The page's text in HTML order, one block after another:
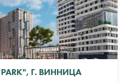
Г. ВИННИЦА